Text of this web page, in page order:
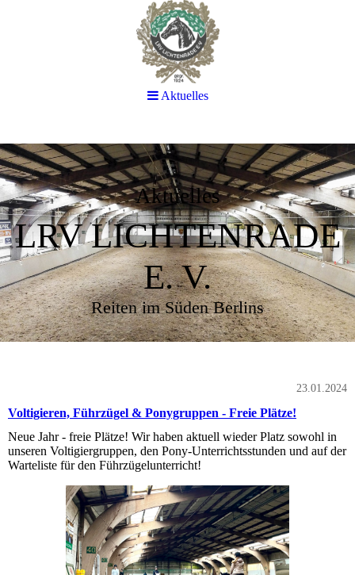
Aktuelles
LRV LICHTENRADE
E. V.
Reiten im Süden Berlins
23.01.2024
Voltigieren, Führzügel & Ponygruppen - Freie Plätze!
Neue Jahr - freie Plätze! Wir haben aktuell wieder Platz sowohl in
unseren Voltigiergruppen, den Pony-Unterrichtsstunden und auf der
Warteliste für den Führzügelunterricht!
Aktuelles